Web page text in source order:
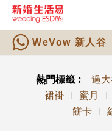
WeVow 新人谷
熱門標籤︰ 過
裙褂 蜜月
餅卡